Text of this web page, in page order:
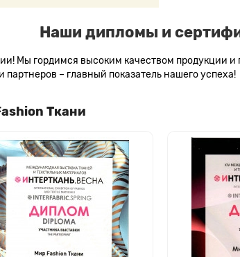
Наши дипломы и
Мы гордимся высоким качеством продукции
– главный показатель нашего успеха!
Ткани